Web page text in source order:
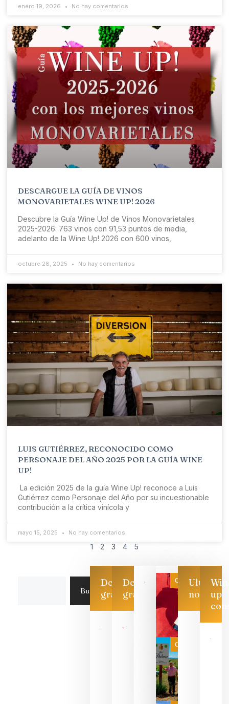
enero 19, 2026 No hay comentarios
DESCARGUE LA GUÍA DE VINOS
MONOVARIETALES WINE UP! 2026
Descubre la Guía Wine Up! de Vinos Monovarietales
2025-2026: 763 vinos con 91,53 puntos de media,
adelanto de la Wine Up! 2026 con 600 vinos,
octubre 28, 2025 No hay comentarios
LUIS GUTIÉRREZ, RECONOCIDO COMO
PERSONAJE DEL AÑO 2025 POR LA GUÍA WINE
UP!
La edición 2025 de la guía Wine Up! reconoce a Luis
Gutiérrez como Personaje del Año por su incuestionable
contribución a la crítica vinícola y
mayo 15, 2025 No hay comentarios
1 2 3 4 5
Buscar
Descarga
gratis
Descarga
gratis
Categoría
Categoría
Ultimas
noticias
Las 7
que ya
up